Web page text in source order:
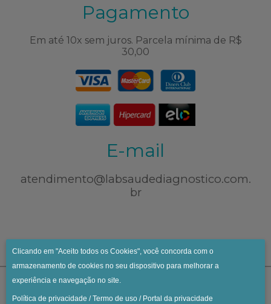
Pagamento
Em até 10x sem juros. Parcela mínima de R$
30,00
E-mail
atendimento@labsaudediagnostico.com.
br
Clicando em "Aceito todos os Cookies", você concorda com o
armazenamento de cookies no seu dispositivo para melhorar a
experiência e navegação no site.
Política de privacidade /Termo de uso / Portal da privacidade